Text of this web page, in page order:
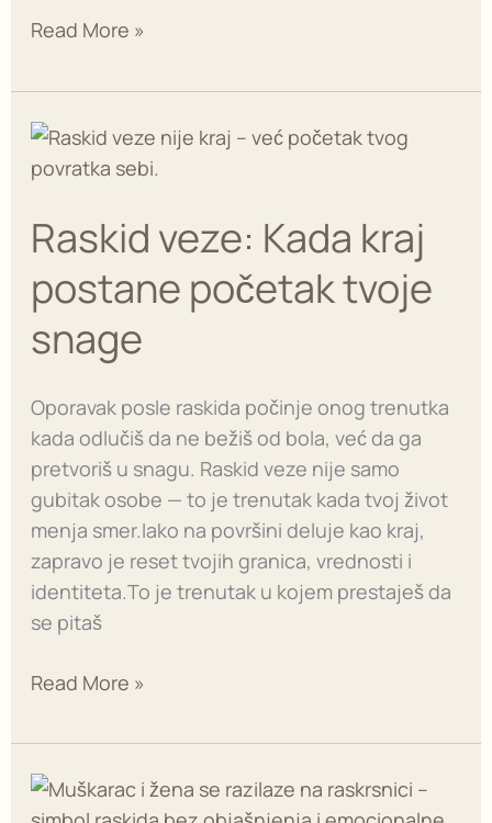
zaista
prekida
Read More »
Raskid veze: Kada kraj
postane početak tvoje
snage
Oporavak posle raskida počinje onog trenutka
kada odlučiš da ne bežiš od bola, već da ga
pretvoriš u snagu. Raskid veze nije samo
gubitak osobe — to je trenutak kada tvoj život
menja smer.Iako na površini deluje kao kraj,
zapravo je reset tvojih granica, vrednosti i
identiteta.To je trenutak u kojem prestaješ da
se pitaš
Raskid
veze:
kraj
postane
početak
tvoje
snage
Read More »
Raskid